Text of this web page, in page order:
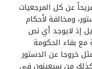
عن كل المرجعيات
ومخالفة لأحكام
إذ لايوجد أي نص
بقاء الحكومة
خروجا عن الدستور
من سيعينون في